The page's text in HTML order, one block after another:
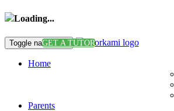
Loading...
Toggle navigationGET A TUTOR
Home
Parents